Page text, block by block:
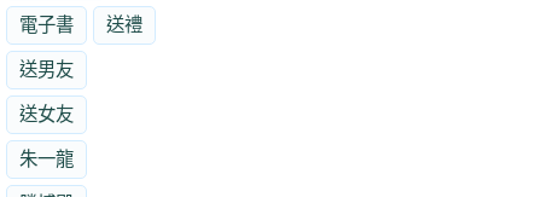
電子書 送禮
送男友
送女友
朱一龍